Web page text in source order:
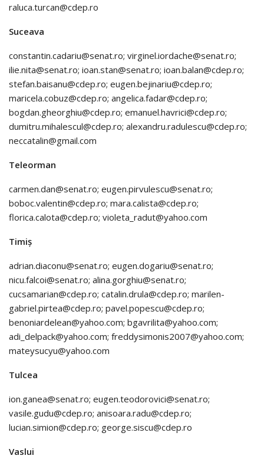
raluca.turcan@cdep.ro
Suceava
constantin.cadariu@senat.ro; virginel.iordache@senat.ro;
ilie.nita@senat.ro; ioan.stan@senat.ro; ioan.balan@cdep.ro;
stefan.baisanu@cdep.ro; eugen.bejinariu@cdep.ro;
maricela.cobuz@cdep.ro; angelica.fadar@cdep.ro;
bogdan.gheorghiu@cdep.ro; emanuel.havrici@cdep.ro;
dumitru.mihalescul@cdep.ro; alexandru.radulescu@cdep.ro;
neccatalin@gmail.com
Teleorman
carmen.dan@senat.ro; eugen.pirvulescu@senat.ro;
boboc.valentin@cdep.ro; mara.calista@cdep.ro;
florica.calota@cdep.ro; violeta_radut@yahoo.com
Timiș
adrian.diaconu@senat.ro; eugen.dogariu@senat.ro;
nicu.falcoi@senat.ro; alina.gorghiu@senat.ro;
cucsamarian@cdep.ro; catalin.drula@cdep.ro; marilen-
gabriel.pirtea@cdep.ro; pavel.popescu@cdep.ro;
benoniardelean@yahoo.com; bgavrilita@yahoo.com;
adi_delpack@yahoo.com; freddysimonis2007@yahoo.com;
mateysucyu@yahoo.com
Tulcea
ion.ganea@senat.ro; eugen.teodorovici@senat.ro;
vasile.gudu@cdep.ro; anisoara.radu@cdep.ro;
lucian.simion@cdep.ro; george.siscu@cdep.ro
Vaslui